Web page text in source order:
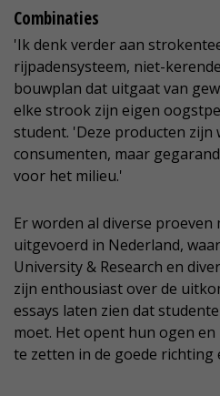
Combinaties
'Ik denk verder aan
rijpadensysteem, niet-
bouwplan dat uitgaat van
elke strook zijn eigen
student. 'Deze producten
consumenten, maar
voor het milieu.'
Er worden al diverse
uitgevoerd in Nederland,
University & Research en
zijn enthousiast over de
essays laten zien dat
moet. Het opent hun ogen
te zetten in de goede richting